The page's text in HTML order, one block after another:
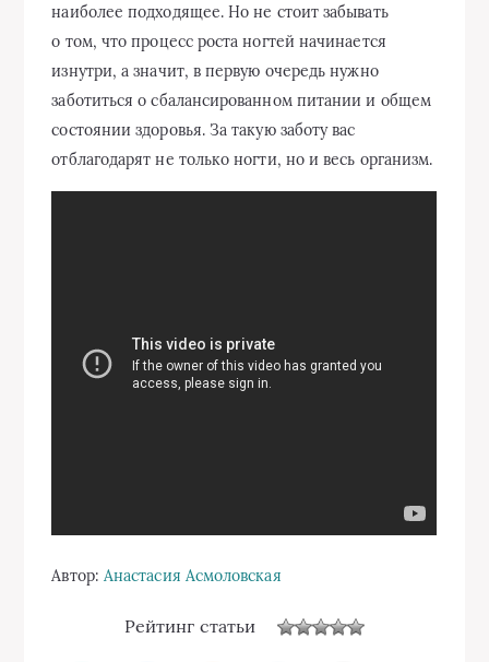
наиболее подходящее. Но не стоит забывать
о том, что процесс роста ногтей начинается
изнутри, а значит, в первую очередь нужно
заботиться о сбалансированном питании и общем
состоянии здоровья. За такую заботу вас
отблагодарят не только ногти, но и весь организм.
Автор: Анастасия Асмоловская
Рейтинг статьи